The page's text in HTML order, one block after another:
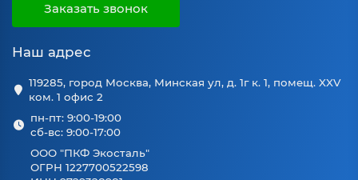
Заказать звонок
Наш адрес
119285, город Москва, Минская ул, д. 1г к. 1, помещ. XXV
ком. 1 офис 2
пн-пт: 9:00-19:00
сб-вс: 9:00-17:00
ООО "ПКФ Экосталь"
ОГРН 1227700522598